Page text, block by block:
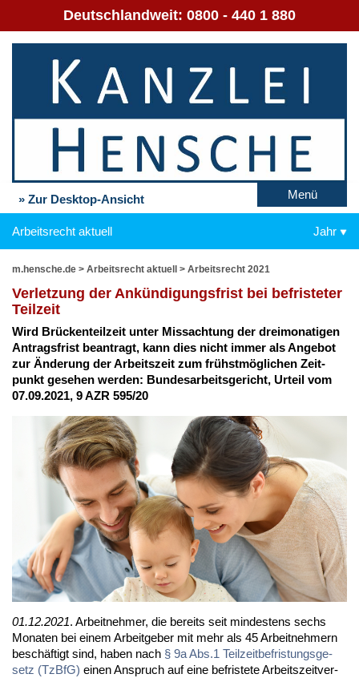
Deutschlandweit: 0800 - 440 1 880
» Zur Desktop-Ansicht Menü
Arbeitsrecht aktuell Jahr
m.hensche.de > Arbeitsrecht aktuell > Arbeitsrecht 2021
Ver­let­zung der An­kün­di­gungs­frist bei be­fris­te­ter
Teil­zeit
Wird Brü­cken­teil­zeit un­ter Miss­ach­tung der drei­mo­na­ti­gen
An­trags­frist be­an­tragt, kann dies nicht im­mer als An­ge­bot
zur Än­de­rung der Ar­beits­zeit zum frühst­mög­li­chen Zeit­
punkt ge­se­hen wer­den: Bun­des­ar­beits­ge­richt, Ur­teil vom
07.09.2021, 9 AZR 595/20
01.12.2021. Ar­beit­neh­mer, die be­reits seit min­des­tens sechs
Mo­na­ten bei ei­nem Ar­beit­ge­ber mit mehr als 45 Ar­beit­neh­mern
be­schäf­tigt sind, ha­ben nach § 9a Abs.1 Teil­zeit­be­fris­tungs­ge­
setz (Tz­B­fG) ei­nen An­spruch auf ei­ne be­fris­te­te Ar­beits­zeit­ver­